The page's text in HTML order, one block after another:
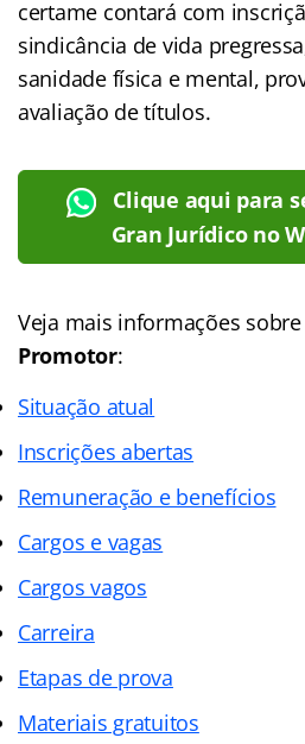
certame contará com
sindicância de vida
sanidade física e mental,
avaliação de títulos.
Clique aqui para
Gran Jurídico no
Veja mais informações sobre
Promotor:
Situação atual
Inscrições abertas
Remuneração e benefícios
Cargos e vagas
Cargos vagos
Carreira
Etapas de prova
Materiais gratuitos